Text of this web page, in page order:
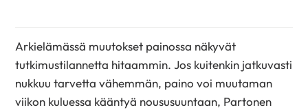
Arkielämässä muutokset painossa näkyvät
tutkimustilannetta hitaammin. Jos kuitenkin jatkuvasti
nukkuu tarvetta vähemmän, paino voi muutaman
viikon kuluessa kääntyä noususuuntaan, Partonen